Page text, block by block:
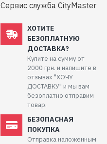
Сервис служба CityMaster
ХОТИТЕ
БЕЗОПЛАТНУЮ
ДОСТАВКА?
Купите на сумму от
2000 грн. и напишите в
отзывах "ХОЧУ
ДОСТАВКУ" и мы вам
безоплатно отправим
товар.
БЕЗОПАСНАЯ
ПОКУПКА
Отправка наложенным